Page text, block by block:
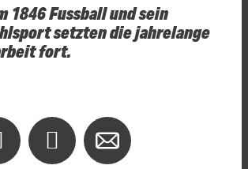
1846 Fussball und sein
setzten die jahrelange
fort.